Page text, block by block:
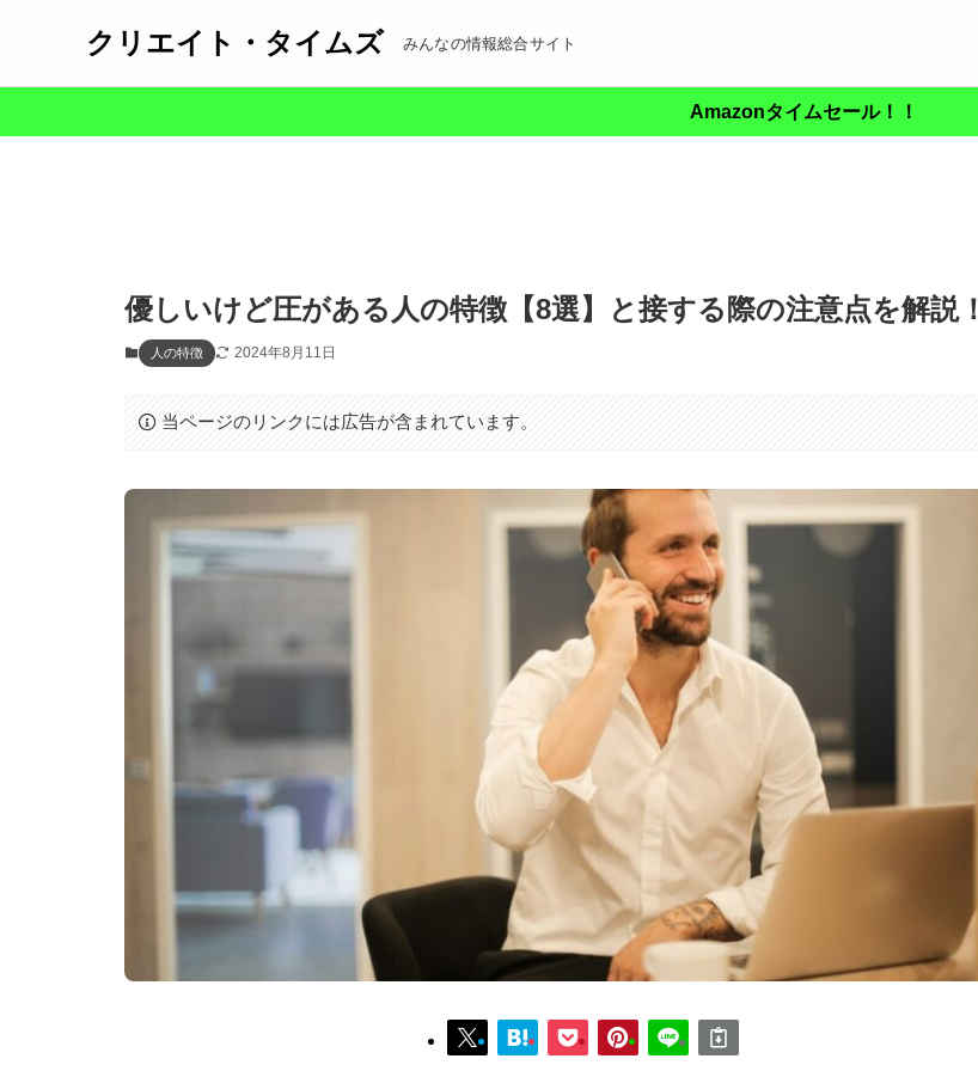
クリエイト・タイムズ みんなの情報総合サイト
Amazonタイムセール！！
優しいけど圧がある人の特徴【8選】と接する際の注意点を解説！
人の特徴 2024年8月11日
当ページのリンクには広告が含まれています。